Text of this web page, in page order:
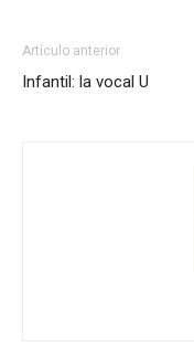
Artículo anterior
Infantil: la vocal U